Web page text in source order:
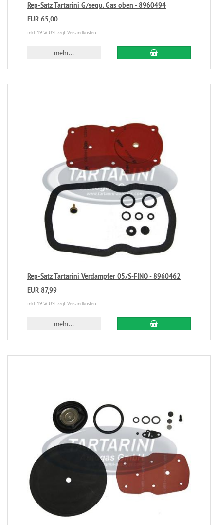
Rep-Satz Tartarini G/sequ. Gas oben - 8960494
EUR 65,00
inkl. 19 % USt zzgl. Versandkosten
mehr...
Rep-Satz Tartarini Verdampfer 05/S-FINO - 8960462
EUR 87,99
inkl. 19 % USt zzgl. Versandkosten
mehr...